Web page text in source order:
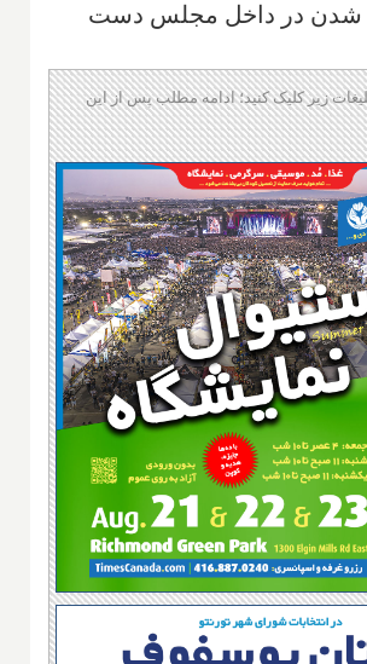
در داخل مجلس دست
زیر کلیک کنید؛ ادامه مطلب پس از این